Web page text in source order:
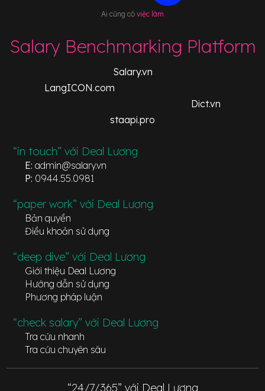
Ai cũng có việc làm
Salary Benchmarking Platform
Salary.vn
LangICON.com
Dict.vn
staapi.pro
“in touch” với Deal Lương
E: admin@salary.vn
P: 0944.55.0981
“paper work” với Deal Lương
Bản quyền
Điều khoản sử dụng
“deep dive” với Deal Lương
Giới thiệu Deal Lương
Hướng dẫn sử dụng
Phương pháp luận
“check salary” với Deal Lương
Tra cứu nhanh
Tra cứu chuyên sâu
“24/7/365” với Deal Lương